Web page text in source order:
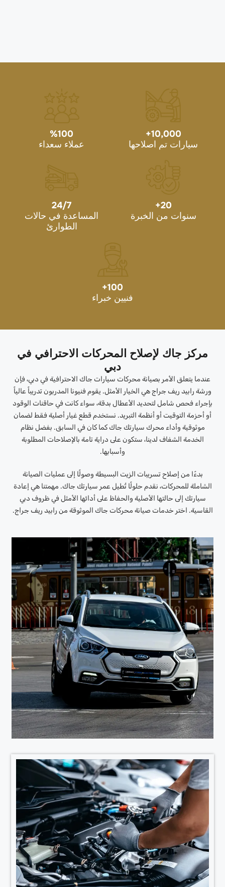
10,000
+
سيارات تم اصلاحها
100
%
عملاء سعداء
20
+
سنوات من الخبرة
24/7
المساعدة في حالات
الطوارئ
100
+
فنيين خبراء
مركز جاك لإصلاح المحركات الاحترافي في
دبي
عندما يتعلق الأمر بصيانة محركات سيارات جاك الاحترافية في دبي، فإن
ورشة رابيد ريف جراج هي الخيار الأمثل. يقوم فنيونا المدربون تدريباً عالياً
بإجراء فحص شامل لتحديد الأعطال بدقة، سواء كانت في حاقنات الوقود
أو أحزمة التوقيت أو أنظمة التبريد. نستخدم قطع غيار أصلية فقط لضمان
موثوقية وأداء محرك سيارتك جاك كما كان في السابق. بفضل نظام
الخدمة الشفاف لدينا، ستكون على دراية تامة بالإصلاحات المطلوبة
وأسبابها.
بدءًا من إصلاح تسريبات الزيت البسيطة وصولًا إلى عمليات الصيانة
الشاملة للمحركات، نقدم حلولًا تُطيل عمر سيارتك جاك. مهمتنا هي إعادة
سيارتك إلى حالتها الأصلية والحفاظ على أدائها الأمثل في ظروف دبي
القاسية. اختر خدمات صيانة محركات جاك الموثوقة من رابيد ريف جراج.